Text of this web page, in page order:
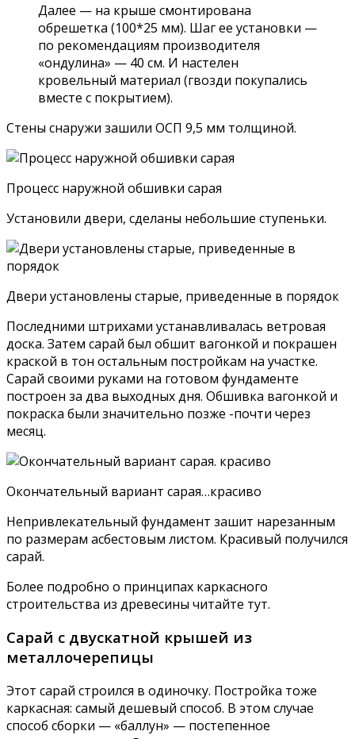
Далее — на крыше смонтирована
обрешетка (100*25 мм). Шаг ее установки —
по рекомендациям производителя
«ондулина» — 40 см. И настелен
кровельный материал (гвозди покупались
вместе с покрытием).
Стены снаружи зашили ОСП 9,5 мм толщиной.
Процесс наружной обшивки сарая
Установили двери, сделаны небольшие ступеньки.
Двери установлены старые, приведенные в порядок
Последними штрихами устанавливалась ветровая
доска. Затем сарай был обшит вагонкой и покрашен
краской в тон остальным постройкам на участке.
Сарай своими руками на готовом фундаменте
построен за два выходных дня. Обшивка вагонкой и
покраска были значительно позже -почти через
месяц.
Окончательный вариант сарая…красиво
Непривлекательный фундамент зашит нарезанным
по размерам асбестовым листом. Красивый получился
сарай.
Более подробно о принципах каркасного
строительства из древесины читайте тут.
Сарай с двускатной крышей из
металлочерепицы
Этот сарай строился в одиночку. Постройка тоже
каркасная: самый дешевый способ. В этом случае
способ сборки — «баллун» — постепенное